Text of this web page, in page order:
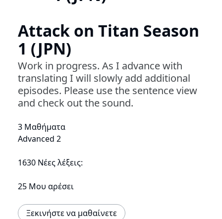
Attack on Titan Season
1 (JPN)
Work in progress. As I advance with
translating I will slowly add additional
episodes. Please use the sentence view
and check out the sound.
3 Μαθήματα
Advanced 2
1630 Νέες λέξεις:
25 Μου αρέσει
Ξεκινήστε να μαθαίνετε